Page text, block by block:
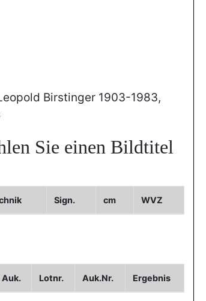
Birstinger 1903-1983,
Sie einen Bildtitel
Sign. cm WVZ
Auk. Lotnr. Auk.Nr. Ergebnis